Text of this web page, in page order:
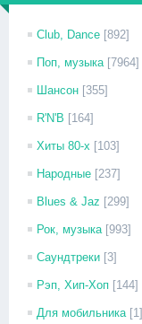
Club, Dance [892]
Поп, музыка [7964]
Шансон [355]
R'N'B [164]
Хиты 80-х [103]
Народные [237]
Blues & Jaz [299]
Рок, музыка [993]
Саундтреки [3]
Рэп, Хип-Хоп [144]
Для мобильника [1]